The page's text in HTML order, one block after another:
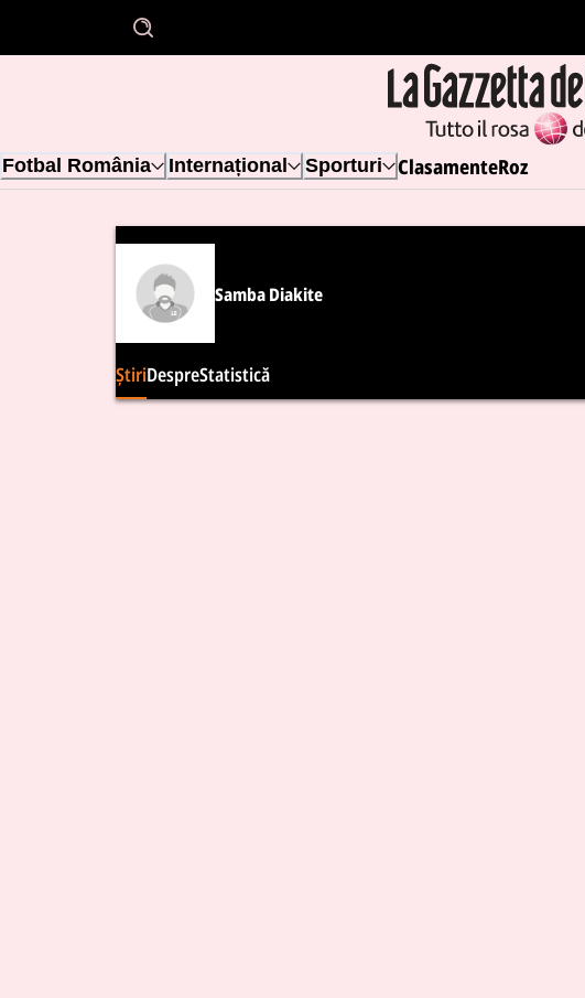
Fotbal România Internațional Sporturi ClasamenteRoz
Samba Diakite
ȘtiriDespreStatistică